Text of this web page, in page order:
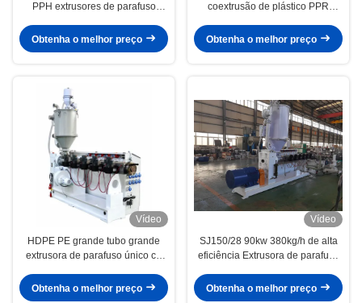
PPH extrusores de parafuso
110KW 430KW/H
Obtenha o melhor preço
coextrusão de plástico PPR
SJ180/28 com motor de 160kw e
530kg/h
Obtenha o melhor preço
Vídeo
HDPE PE grande tubo grande
extrusora de parafuso único co
única SJ200/28 200kw com
potência de 650kg/h
Obtenha o melhor preço
Vídeo
SJ150/28 90kw 380kg/h de alta
eficiência Extrusora de parafuso
HDPE PE de peso molecular
ultra-alto para tubos
Obtenha o melhor preço